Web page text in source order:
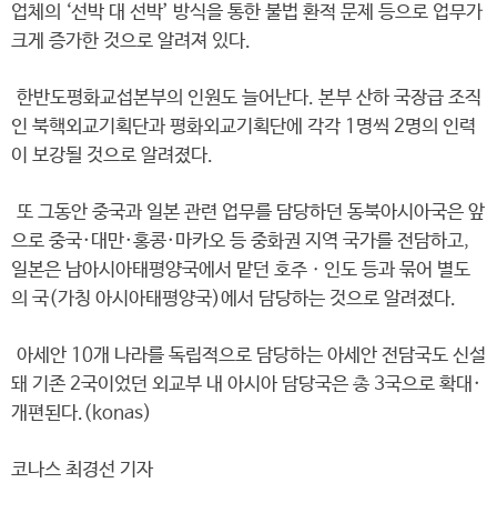
업체의 ‘선박 대 선박’ 방식을 통한 불법 환적 문제 등으로 업무가
크게 증가한 것으로 알려져 있다.
한반도평화교섭본부의 인원도 늘어난다. 본부 산하 국장급 조직
인 북핵외교기획단과 평화외교기획단에 각각 1명씩 2명의 인력
이 보강될 것으로 알려졌다.
또 그동안 중국과 일본 관련 업무를 담당하던 동북아시아국은 앞
으로 중국·대만·홍콩·마카오 등 중화권 지역 국가를 전담하고,
일본은 남아시아태평양국에서 맡던 호주ㆍ인도 등과 묶어 별도
의 국(가칭 아시아태평양국)에서 담당하는 것으로 알려졌다.
아세안 10개 나라를 독립적으로 담당하는 아세안 전담국도 신설
돼 기존 2국이었던 외교부 내 아시아 담당국은 총 3국으로 확대·
개편된다.(konas)
코나스 최경선 기자